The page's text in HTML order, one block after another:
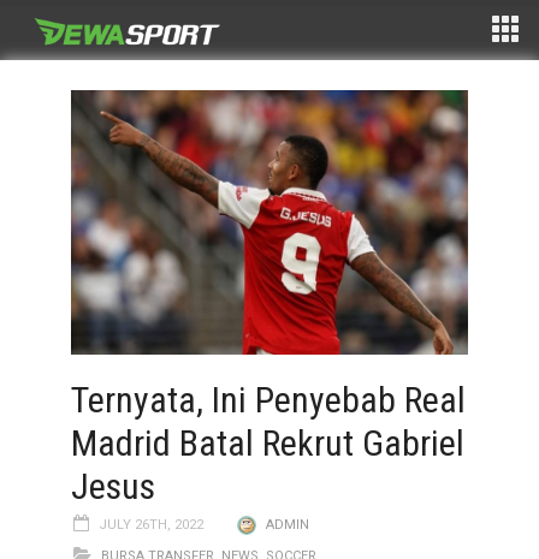
Ternyata, Ini Penyebab Real
Madrid Batal Rekrut Gabriel
Jesus
JULY 26TH, 2022
ADMIN